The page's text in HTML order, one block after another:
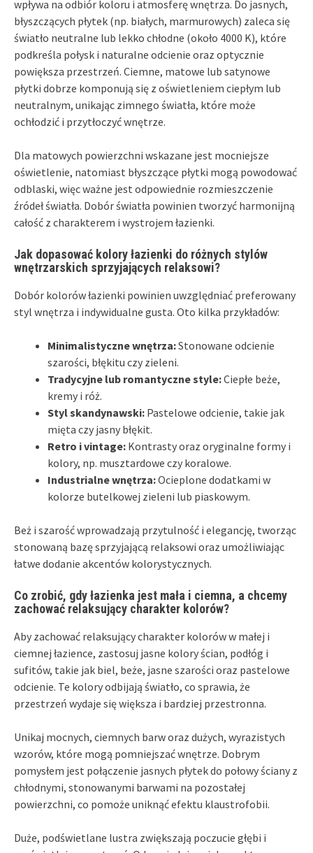
wpływa na odbiór koloru i atmosferę wnętrza. Do jasnych,
błyszczących płytek (np. białych, marmurowych) zaleca się
światło neutralne lub lekko chłodne (około 4000 K), które
podkreśla połysk i naturalne odcienie oraz optycznie
powiększa przestrzeń. Ciemne, matowe lub satynowe
płytki dobrze komponują się z oświetleniem ciepłym lub
neutralnym, unikając zimnego światła, które może
ochłodzić i przytłoczyć wnętrze.
Dla matowych powierzchni wskazane jest mocniejsze
oświetlenie, natomiast błyszczące płytki mogą powodować
odblaski, więc ważne jest odpowiednie rozmieszczenie
źródeł światła. Dobór światła powinien tworzyć harmonijną
całość z charakterem i wystrojem łazienki.
Jak dopasować kolory łazienki do różnych stylów
wnętrzarskich sprzyjających relaksowi?
Dobór kolorów łazienki powinien uwzględniać preferowany
styl wnętrza i indywidualne gusta. Oto kilka przykładów:
Minimalistyczne wnętrza:Stonowane odcienie
szarości, błękitu czy zieleni.
Tradycyjne lub romantyczne style:Ciepłe beże,
kremy i róż.
Styl skandynawski: Pastelowe odcienie, takie jak
mięta czy jasny błękit.
Retro i vintage: Kontrasty oraz oryginalne formy i
kolory, np. musztardowe czy koralowe.
Industrialne wnętrza:Ocieplone dodatkami w
kolorze butelkowej zieleni lub piaskowym.
Beż i szarość wprowadzają przytulność i elegancję, tworząc
stonowaną bazę sprzyjającą relaksowi oraz umożliwiając
łatwe dodanie akcentów kolorystycznych.
Co zrobić, gdy łazienka jest mała i ciemna, a chcemy
zachować relaksujący charakter kolorów?
Aby zachować relaksujący charakter kolorów w małej i
ciemnej łazience, zastosuj jasne kolory ścian, podłóg i
sufitów, takie jak biel, beże, jasne szarości oraz pastelowe
odcienie. Te kolory odbijają światło, co sprawia, że
przestrzeń wydaje się większa i bardziej przestronna.
Unikaj mocnych, ciemnych barw oraz dużych, wyrazistych
wzorów, które mogą pomniejszać wnętrze. Dobrym
pomysłem jest połączenie jasnych płytek do połowy ściany z
chłodnymi, stonowanymi barwami na pozostałej
powierzchni, co pomoże uniknąć efektu klaustrofobii.
Duże, podświetlane lustra zwiększają poczucie głębi i